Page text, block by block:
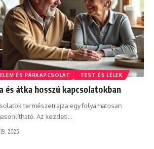
ÉS PÁRKAPCSOLAT TEST ÉS LÉLEK
és átka hosszú kapcsolatokban
természetrajza egy folyamatosan
Az kezdeti…
2025